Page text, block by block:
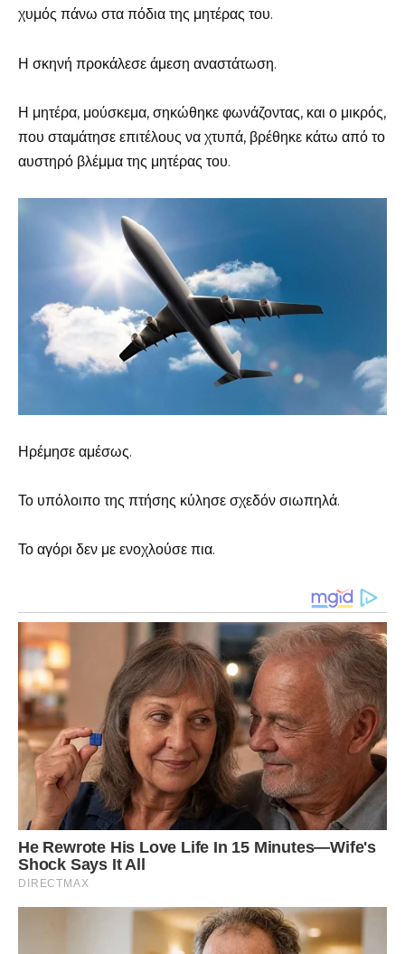
χυμός πάνω στα πόδια της μητέρας του.
Η σκηνή προκάλεσε άμεση αναστάτωση.
Η μητέρα, μούσκεμα, σηκώθηκε φωνάζοντας, και ο μικρός,
που σταμάτησε επιτέλους να χτυπά, βρέθηκε κάτω από το
αυστηρό βλέμμα της μητέρας του.
Ηρέμησε αμέσως.
Το υπόλοιπο της πτήσης κύλησε σχεδόν σιωπηλά.
Το αγόρι δεν με ενοχλούσε πια.